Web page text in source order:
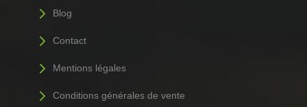
5 Blog
5 Contact
5 Mentions légales
5 Conditions générales de vente